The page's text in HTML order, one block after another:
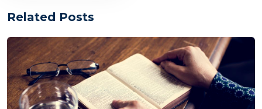
Related Posts